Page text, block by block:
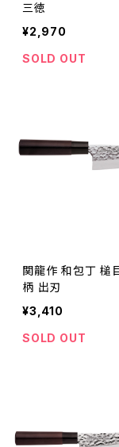
三徳
¥2,970
SOLD OUT
関龍作 和包丁 槌
柄 出刃
¥3,410
SOLD OUT